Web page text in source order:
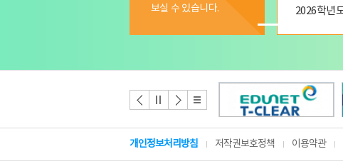
보실 수 있습니다.
개인정보처리방침 저작권보호정책 이용약관